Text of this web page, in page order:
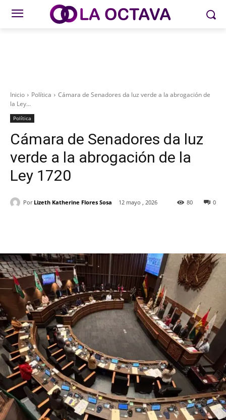
Inicio Política
Cámara de Senadores da luz verde a la abrogación de
la Ley...
Política
Cámara de Senadores da luz
verde a la abrogación de la
Ley 1720
Por Lizeth Katherine Flores Sosa 12 mayo , 2026 0
80